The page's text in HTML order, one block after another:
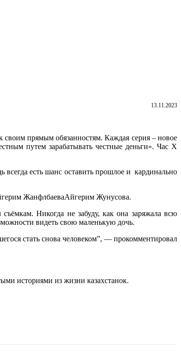
13.11.2023
своим прямым обязанностям. Каждая серия – новое
путем зарабатывать честные деньги». Час Х
есть шанс оставить прошлое и кардинально
ЖанфлбаеваАйгерим Жунусова.
Никогда не забуду, как она заряжала всю
видеть свою маленькую дочь.
стать снова человеком”, — прокомментировал
историями из жизни казахстанок.